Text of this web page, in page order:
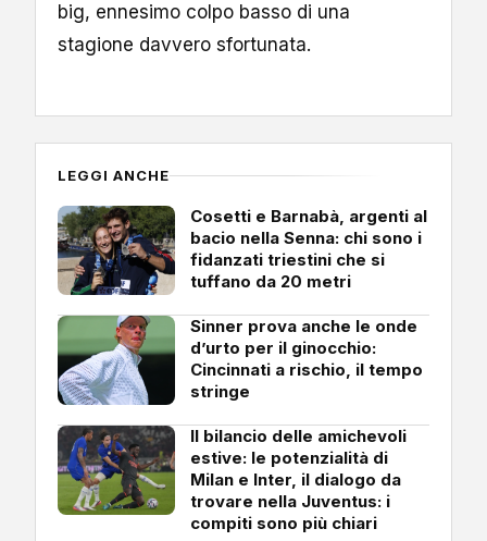
big, ennesimo colpo basso di una
stagione davvero sfortunata.
LEGGI ANCHE
Cosetti e Barnabà, argenti al
bacio nella Senna: chi sono i
fidanzati triestini che si
tuffano da 20 metri
Sinner prova anche le onde
d’urto per il ginocchio:
Cincinnati a rischio, il tempo
stringe
Il bilancio delle amichevoli
estive: le potenzialità di
Milan e Inter, il dialogo da
trovare nella Juventus: i
compiti sono più chiari